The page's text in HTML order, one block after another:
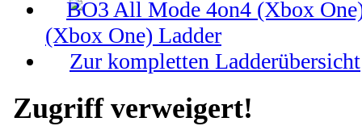
(Xbox One) Ladder
Zur kompletten Ladderübersicht
Zugriff verweigert!